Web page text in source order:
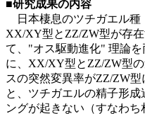
■研究成果の内容
日本棲息のツチガエル種
XX/XY型とZZ/ZW型が存
て、"オス駆動進化" 理論
に、XX/XY型とZZ/ZW型
スの突然変異率がZZ/ZW
と、ツチガエルの精子形
ングが起きない（すなわ